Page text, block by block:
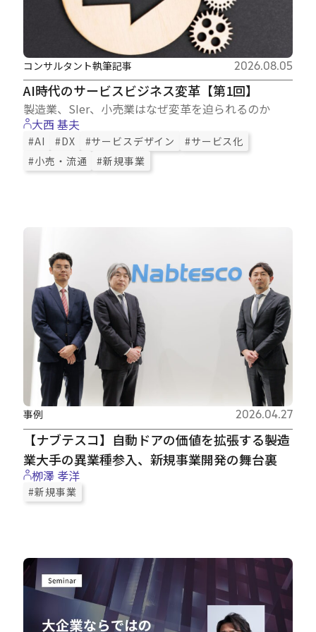
AI時代のサービスビジネス変革【第1回】
製造業、SIer、小売業はなぜ変革を迫られるのか
コンサルタント執筆記事 2026.08.05
大西 基夫
#AI #DX #サービスデザイン
#サービス化
#小売・流通
#新規事業
【ナブテスコ】自動ドアの価値を拡張する――製造
業大手の異業種参入、新規事業開発の舞台裏
事例 2026.04.27
栁澤 孝洋
#新規事業